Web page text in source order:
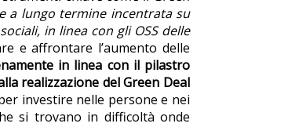
a lungo termine incentrata su
in linea con gli OSS delle
e affrontare l’aumento delle
in linea con il pilastro
realizzazione delGreen Deal
investire nelle persone e nei
si trovano in difficoltà onde